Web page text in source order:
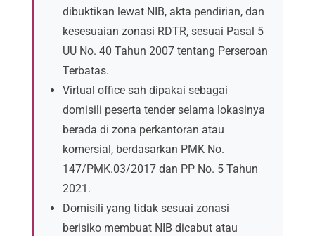
dibuktikan lewat NIB, akta pendirian, dan
kesesuaian zonasi RDTR, sesuai Pasal 5
UU No. 40 Tahun 2007 tentang Perseroan
Terbatas.
Virtual office sah dipakai sebagai
domisili peserta tender selama lokasinya
berada di zona perkantoran atau
komersial, berdasarkan PMK No.
147/PMK.03/2017 dan PP No. 5 Tahun
2021.
Domisili yang tidak sesuai zonasi
berisiko membuat NIB dicabut atau